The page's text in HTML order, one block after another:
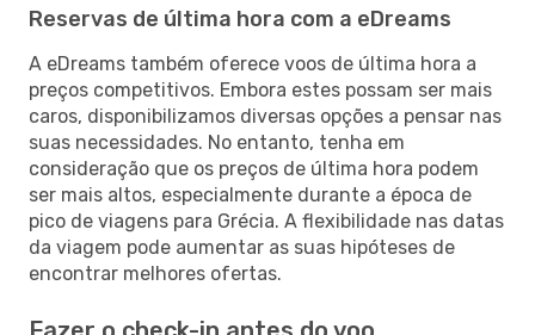
Reservas de última hora com a eDreams
A eDreams também oferece voos de última hora a
preços competitivos. Embora estes possam ser mais
caros, disponibilizamos diversas opções a pensar nas
suas necessidades. No entanto, tenha em
consideração que os preços de última hora podem
ser mais altos, especialmente durante a época de
pico de viagens para Grécia. A flexibilidade nas datas
da viagem pode aumentar as suas hipóteses de
encontrar melhores ofertas.